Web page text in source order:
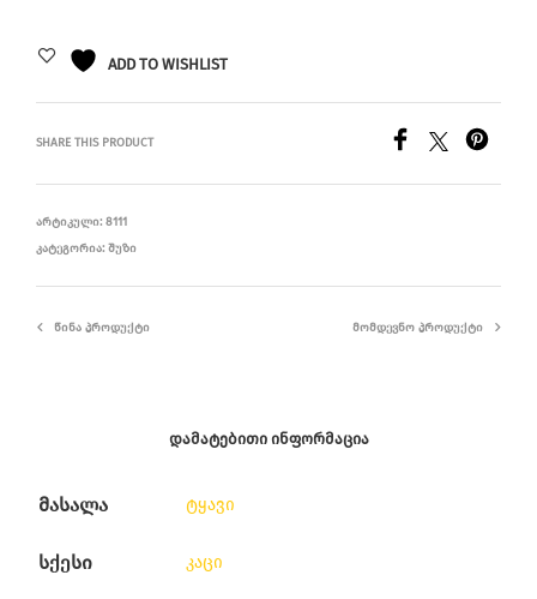
ADD TO WISHLIST
SHARE THIS PRODUCT
ᲐᲠᲢᲘᲙᲣᲚᲘ: 8111
ᲙᲐᲢᲔᲒᲝᲠᲘᲐ: ᲨᲣᲖᲘ
ᲬᲘᲜᲐ ᲞᲠᲝᲓᲣᲥᲢᲘ ᲛᲝᲛᲓᲔᲕᲜᲝ ᲞᲠᲝᲓᲣᲥᲢᲘ
ᲓᲐᲛᲐᲢᲔᲑᲘᲗᲘ ᲘᲜᲤᲝᲠᲛᲐᲪᲘᲐ
მასალა ტყავი
სქესი კაცი